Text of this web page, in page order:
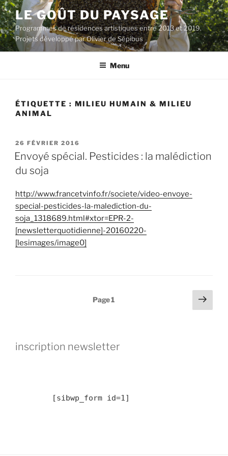
Aller
au
contenu
principal
LE GOÛT DU PAYSAGE
Programmes de résidences artistiques entre 2013 et 2019.
Projets développé par Olivier de Sépibus
Menu
ÉTIQUETTE : MILIEU HUMAIN & MILIEU
ANIMAL
PUBLIÉ
LE
26 FÉVRIER 2016
Envoyé spécial. Pesticides : la malédiction
du soja
http://www.francetvinfo.fr/societe/video-envoye-
special-pesticides-la-malediction-du-
soja_1318689.html#xtor=EPR-2-
[newsletterquotidienne]-20160220-
[lesimages/image0]
Page1
Page
inscription newsletter
	[sibwp_form id=1]